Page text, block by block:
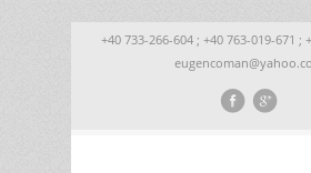
+40 733-266-604 ; +40 763-019-671 ;